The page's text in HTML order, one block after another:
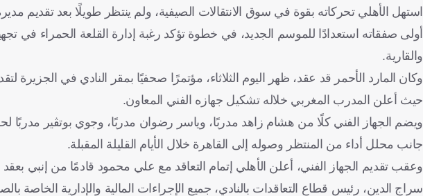
استهل الأهلي تحركاته بقوة في سوق الانتقالات الصيفية، ولم ينتظر طويلًا بعد تقديم
أولى صفقاته استعدادًا للموسم الجديد، في خطوة تؤكد رغبة إدارة القلعة الحمراء في
والقارية.
وكان المارد الأحمر قد عقد، ظهر اليوم الثلاثاء، مؤتمرًا صحفيًا بمقر النادي في الجزيرة
حيث أعلن المدرب المغربي خلاله تشكيل جهازه الفني المعاون.
ويضم الجهاز الفني كلًا من هشام زاهد مدربًا، وياسر رضوان مدربًا، وجوي بوتڤير مدربًا
جانب محلل أداء من المنتظر وصوله إلى القاهرة خلال الأيام القليلة المقبلة.
وعقب تقديم الجهاز الفني، أعلن الأهلي إتمام التعاقد مع علي محمود قادمًا من إنبي
سراج الدين، رئيس قطاع التعاقدات بالنادي، جميع الإجراءات المالية والإدارية الخاصة